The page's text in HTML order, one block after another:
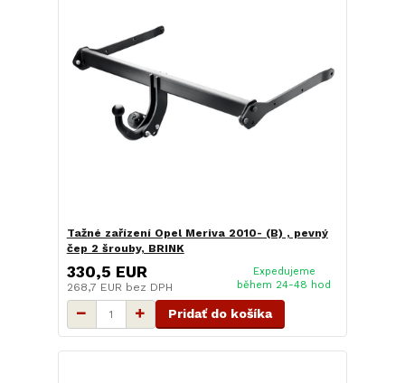
Tažné zařízení Opel Meriva 2010- (B) , pevný
čep 2 šrouby, BRINK
330,5 EUR
268,7 EUR bez DPH
Expedujeme
během 24-48 hod
Pridať do košíka